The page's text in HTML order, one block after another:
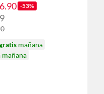
-53%
mañana
mañana